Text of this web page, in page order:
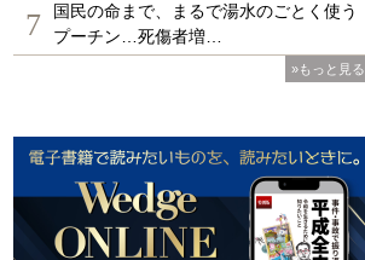
7
国民の命まで、まるで湯水のごとく使う
プーチン…死傷者増…
»もっと見る